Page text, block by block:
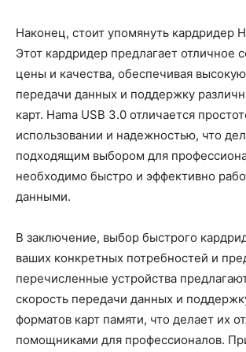
Наконец, стоит упомянуть кардридер
Этот кардридер предлагает отличное
цены и качества, обеспечивая
передачи данных и поддержку
карт. Hama USB 3.0 отличается
использовании и надежностью, что
подходящим выбором для
необходимо быстро и эффективно
данными.
В заключение, выбор быстрого
ваших конкретных потребностей и
перечисленные устройства
скорость передачи данных и
форматов карт памяти, что делает их
помощниками для профессионалов.